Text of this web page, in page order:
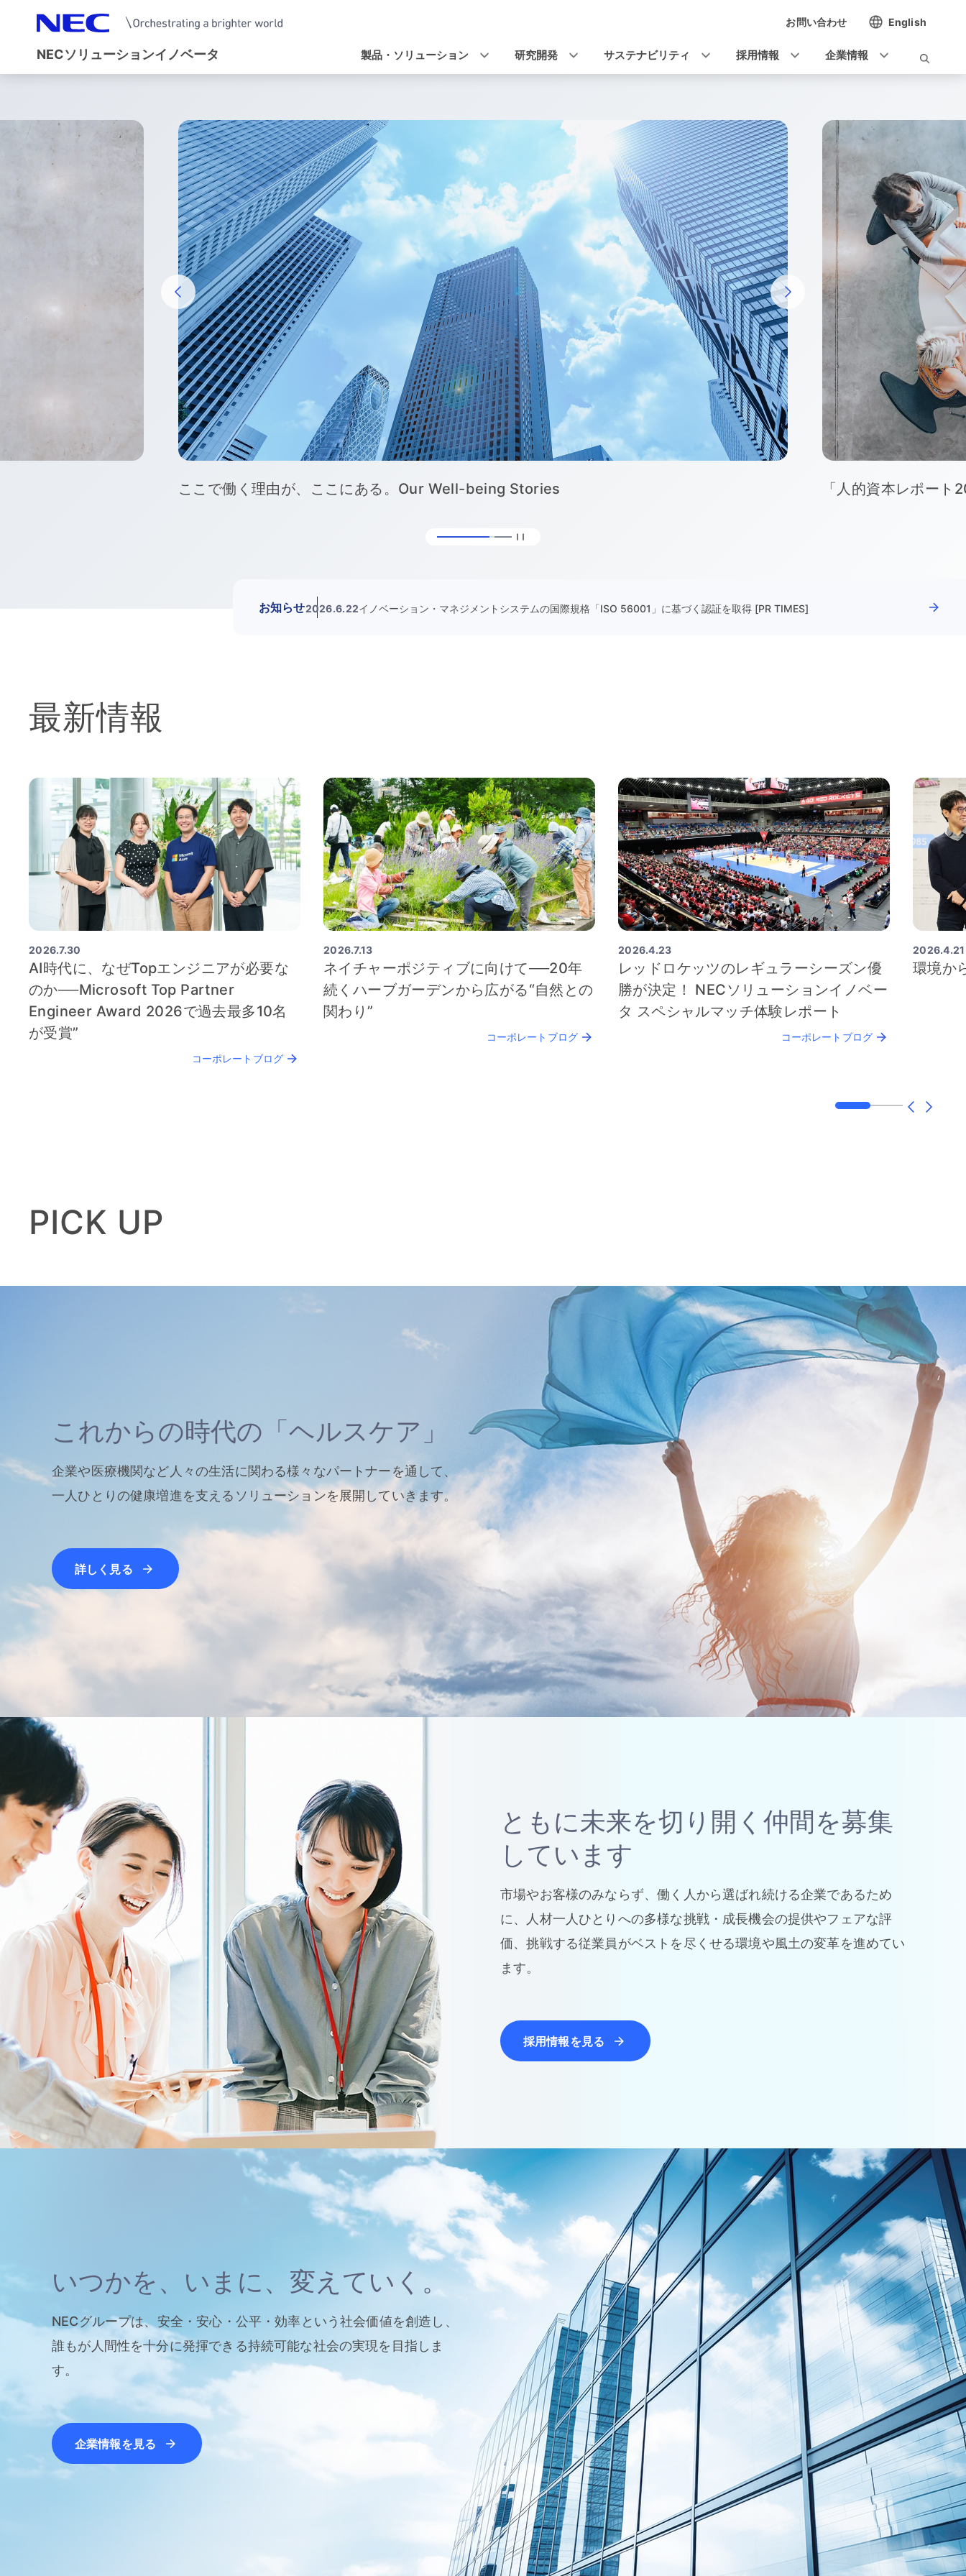
NECソリューションイノベータ
シ
お問い合わせ English
製品・ソリューション 研究開発 サステナビリティ 採用情報 企業情報
「人的資本レポート2026」発行 ここで働く理由が
お知らせ2026.6.19役員の異動について
最新情報
2026.7.30
AI時代に、なぜTopエンジニアが必要な
のか──Microsoft Top Partner
Engineer Award 2026で過去最多10名
が受賞”
コーポレートブログ
2026.7.13
ネイチャーポジティブに向けて──20年
続くハーブガーデンから広がる“自然との
関わり”
コーポレートブログ
2026.4.23
レッドロケッツのレギュラーシーズン優
勝が決定！ NECソリューションイノベー
タ スペシャルマッチ体験レポート
コーポレートブログ
2026.4.21
環境か
PICK UP
これからの時代の「ヘルスケア」
企業や医療機関など人々の生活に関わる様々なパートナーを通して、
一人ひとりの健康増進を支えるソリューションを展開していきます。
詳しく見る
ともに未来を切り開く仲間を募集
しています
市場やお客様のみならず、働く人から選ばれ続ける企業であるため
に、人材一人ひとりへの多様な挑戦・成長機会の提供やフェアな評
価、挑戦する従業員がベストを尽くせる環境や風土の変革を進めてい
ます。
採用情報を見る
いつかを、いまに、変えていく。
NECグループは、安全・安心・公平・効率という社会価値を創造し、
誰もが人間性を十分に発揮できる持続可能な社会の実現を目指しま
す。
企業情報を見る